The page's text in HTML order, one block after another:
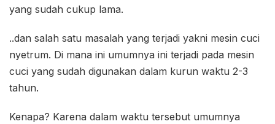
yang sudah cukup lama.
..dan salah satu masalah yang terjadi yakni mesin cuci
nyetrum. Di mana ini umumnya ini terjadi pada mesin
cuci yang sudah digunakan dalam kurun waktu 2-3
tahun.
Kenapa? Karena dalam waktu tersebut umumnya